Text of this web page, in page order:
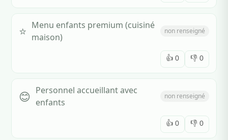
⭐ Menu enfants premium (cuisiné
maison)
non renseigné
👍 0 👎 0
😊 Personnel accueillant avec
enfants
non renseigné
👍 0 👎 0